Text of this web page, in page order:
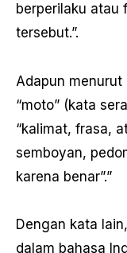
berperilaku atau
tersebut.”.
Adapun menurut
“moto” (kata
“kalimat, frasa,
semboyan,
karena benar”.”
Dengan kata
dalam bahasa